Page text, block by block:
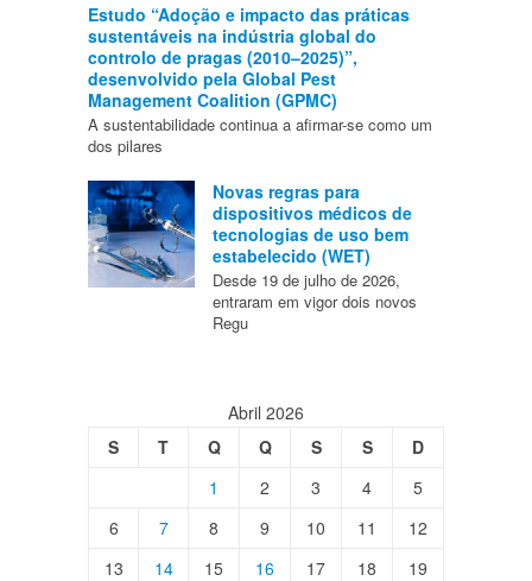
Estudo “Adoção e impacto das práticas
sustentáveis na indústria global do
controlo de pragas (2010–2025)”,
desenvolvido pela Global Pest
Management Coalition (GPMC)
A sustentabilidade continua a afirmar-se como um
dos pilares
Novas regras para
dispositivos médicos de
tecnologias de uso bem
estabelecido (WET)
Desde 19 de julho de 2026,
entraram em vigor dois novos
Regu
Abril 2026
S
T Q Q S S
D
1
2 3 4
5
6
7 8 9 10 11
12
13
14 15 16 17 18
19